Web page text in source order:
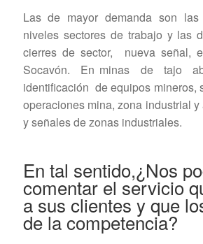
Las de mayor demanda son las
niveles sectores de trabajo y las
cierres de sector, nueva señal,
Socavón. En minas de tajo
identificación de equipos mineros,
operaciones mina, zona industrial
y señales de zonas industriales.
En tal sentido,¿Nos
comentar el servicio
a sus clientes y que
de la competencia?